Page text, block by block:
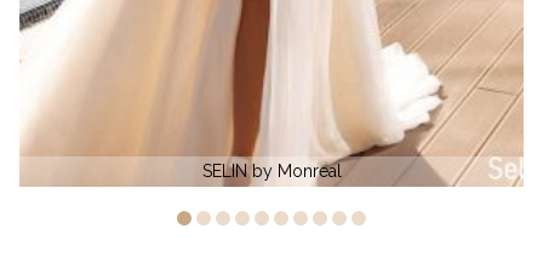
PATRICIA by Monreal